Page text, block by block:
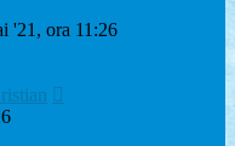
'21, ora 11:26